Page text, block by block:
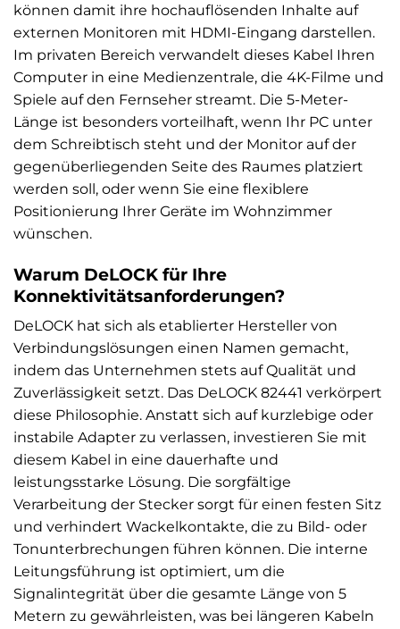
können damit ihre hochauflösenden Inhalte auf
externen Monitoren mit HDMI-Eingang darstellen.
Im privaten Bereich verwandelt dieses Kabel Ihren
Computer in eine Medienzentrale, die 4K-Filme und
Spiele auf den Fernseher streamt. Die 5-Meter-
Länge ist besonders vorteilhaft, wenn Ihr PC unter
dem Schreibtisch steht und der Monitor auf der
gegenüberliegenden Seite des Raumes platziert
werden soll, oder wenn Sie eine flexiblere
Positionierung Ihrer Geräte im Wohnzimmer
wünschen.
Warum DeLOCK für Ihre
Konnektivitätsanforderungen?
DeLOCK hat sich als etablierter Hersteller von
Verbindungslösungen einen Namen gemacht,
indem das Unternehmen stets auf Qualität und
Zuverlässigkeit setzt. Das DeLOCK 82441 verkörpert
diese Philosophie. Anstatt sich auf kurzlebige oder
instabile Adapter zu verlassen, investieren Sie mit
diesem Kabel in eine dauerhafte und
leistungsstarke Lösung. Die sorgfältige
Verarbeitung der Stecker sorgt für einen festen Sitz
und verhindert Wackelkontakte, die zu Bild- oder
Tonunterbrechungen führen können. Die interne
Leitungsführung ist optimiert, um die
Signalintegrität über die gesamte Länge von 5
Metern zu gewährleisten, was bei längeren Kabeln